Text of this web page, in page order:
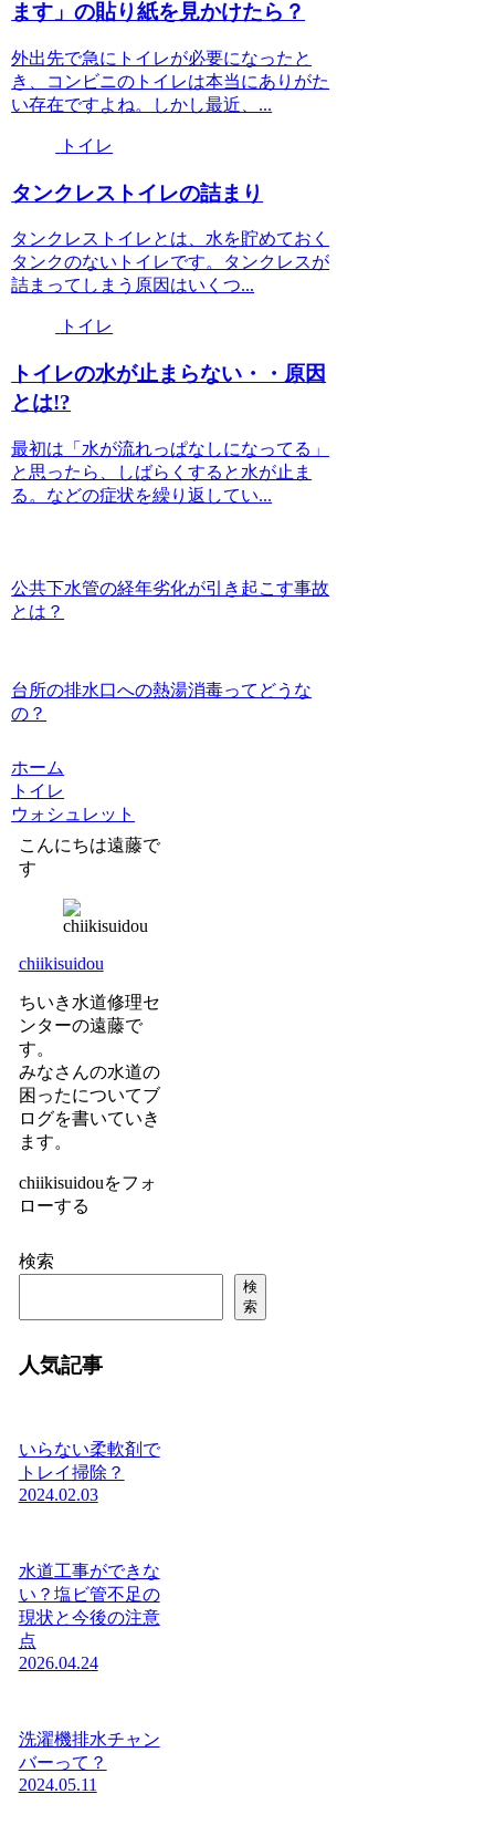
ます」の貼り紙を見かけたら？
外出先で急にトイレが必要になったと
き、コンビニのトイレは本当にありがた
い存在ですよね。しかし最近、...
トイレ
タンクレストイレの詰まり
タンクレストイレとは、水を貯めておく
タンクのないトイレです。タンクレスが
詰まってしまう原因はいくつ...
トイレ
トイレの水が止まらない・・原因
とは!?
最初は「水が流れっぱなしになってる」
と思ったら、しばらくすると水が止ま
る。などの症状を繰り返してい...
公共下水管の経年劣化が引き起こす事故
とは？
台所の排水口への熱湯消毒ってどうな
の？
ホーム
トイレ
ウォシュレット
こんにちは遠藤で
す
chiikisuidou
ちいき水道修理セ
ンターの遠藤で
す。
みなさんの水道の
困ったについてブ
ログを書いていき
ます。
chiikisuidouをフォ
ローする
検索
検
索
人気記事
いらない柔軟剤で
トレイ掃除？
2024.02.03
水道工事ができな
い？塩ビ管不足の
現状と今後の注意
点
2026.04.24
洗濯機排水チャン
バーって？
2024.05.11